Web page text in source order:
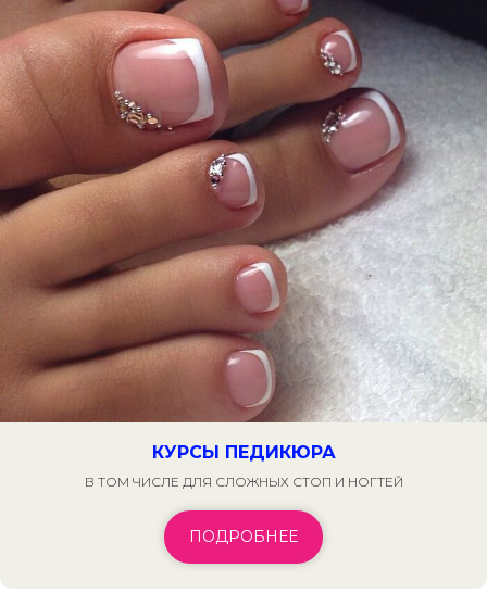
КУРСЫ ПЕДИКЮРА
В ТОМ ЧИСЛЕ ДЛЯ СЛОЖНЫХ СТОП И НОГТЕЙ
ПОДРОБНЕЕ